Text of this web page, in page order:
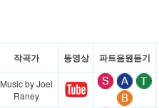
작곡가 동영상 파트음원듣기
Music by Joel
Raney